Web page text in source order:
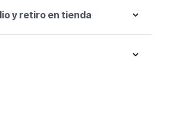
y retiro en tienda